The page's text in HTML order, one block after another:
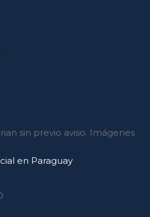
sin previo aviso. Imágenes
en Paraguay